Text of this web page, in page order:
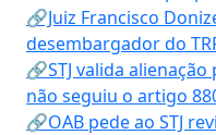
🔗Juiz Francisco
desembargador do
🔗STJ valida
não seguiu o artigo
🔗OAB pede ao STJ